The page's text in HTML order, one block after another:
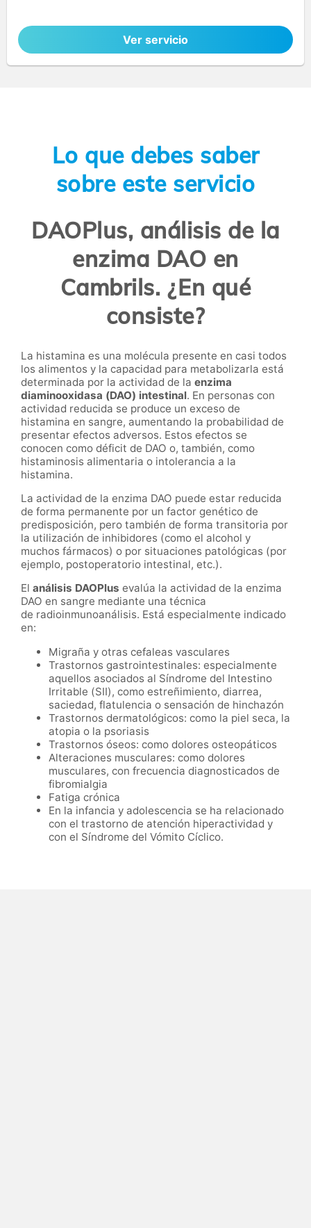
Ver servicio
Lo que debes saber
sobre este servicio
DAOPlus, análisis de la
enzima DAO en
Cambrils. ¿En qué
consiste?
La histamina es una molécula presente en casi todos
los alimentos y la capacidad para metabolizarla está
determinada por la actividad de la enzima
diaminooxidasa (DAO) intestinal. En personas con
actividad reducida se produce un exceso de
histamina en sangre, aumentando la probabilidad de
presentar efectos adversos. Estos efectos se
conocen como déficit de DAO o, también, como
histaminosis alimentaria o intolerancia a la
histamina.
La actividad de la enzima DAO puede estar reducida
de forma permanente por un factor genético de
predisposición, pero también de forma transitoria por
la utilización de inhibidores (como el alcohol y
muchos fármacos) o por situaciones patológicas (por
ejemplo, postoperatorio intestinal, etc.).
El análisis DAOPlus evalúa la actividad de la enzima
DAO en sangre mediante una técnica
de radioinmunoanálisis. Está especialmente indicado
en:
Migraña y otras cefaleas vasculares
Trastornos gastrointestinales: especialmente
aquellos asociados al Síndrome del Intestino
Irritable (SII), como estreñimiento, diarrea,
saciedad, flatulencia o sensación de hinchazón
Trastornos dermatológicos: como la piel seca, la
atopia o la psoriasis
Trastornos óseos: como dolores osteopáticos
Alteraciones musculares: como dolores
musculares, con frecuencia diagnosticados de
fibromialgia
Fatiga crónica
En la infancia y adolescencia se ha relacionado
con el trastorno de atención hiperactividad y
con el Síndrome del Vómito Cíclico.